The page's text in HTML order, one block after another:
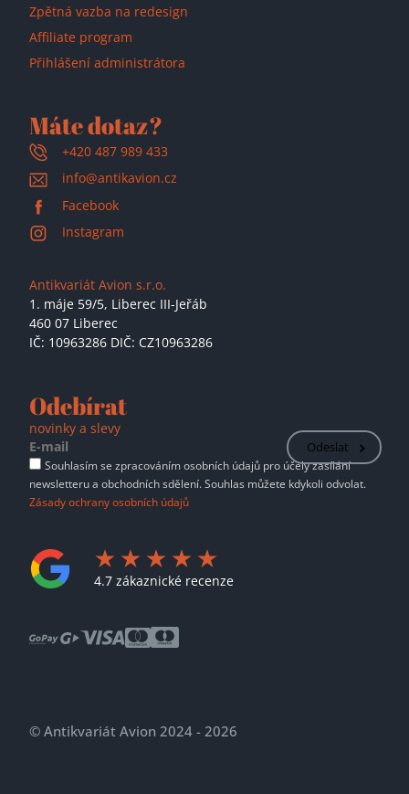
Zpětná vazba na redesign
Affiliate program
Přihlášení administrátora
Máte dotaz?
+420 487 989 433
info@antikavion.cz
Facebook
Instagram
Antikvariát Avion s.r.o.
1. máje 59/5, Liberec III-Jeřáb
460 07 Liberec
IČ: 10963286 DIČ: CZ10963286
Odebírat
novinky a slevy
Odeslat
Souhlasím se zpracováním osobních údajů pro účely zasílání
newsletteru a obchodních sdělení. Souhlas můžete kdykoli odvolat.
Zásady ochrany osobních údajů
4.7 zákaznické recenze
© Antikvariát Avion 2024 - 2026